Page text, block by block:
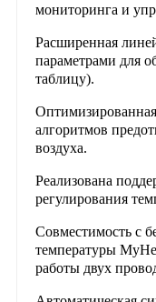
мониторинга и
Расширенная
параметрами для
таблицу).
Оптимизированная
алгоритмов
воздуха.
Реализована
регулирования
Совместимость с
температуры
работы двух